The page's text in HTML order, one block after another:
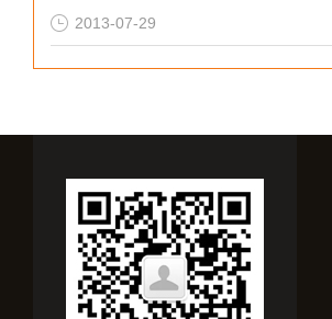
2013-07-29